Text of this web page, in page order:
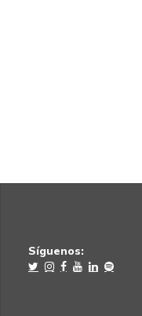
Síguenos: